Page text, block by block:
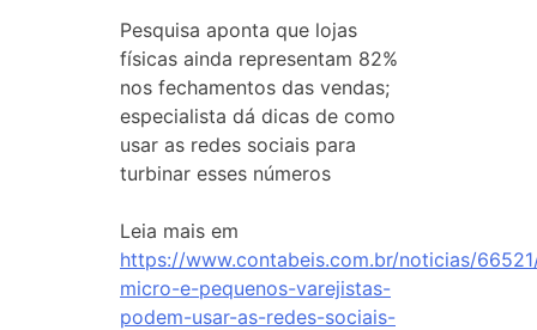
Pesquisa aponta que lojas
físicas ainda representam 82%
nos fechamentos das vendas;
especialista dá dicas de como
usar as redes sociais para
turbinar esses números
Leia mais em
https://www.contabeis.com.br/noticias/
micro-e-pequenos-varejistas-
podem-usar-as-redes-sociais-